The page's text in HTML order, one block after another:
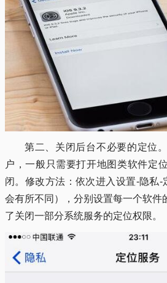
第二、关闭后台不必要的定位
户，一般只需要打开地图类软件定
闭。修改方法：依次进入设置-隐私
会有所不同），分别设置每一个软件
了关闭一部分系统服务的定位权限。